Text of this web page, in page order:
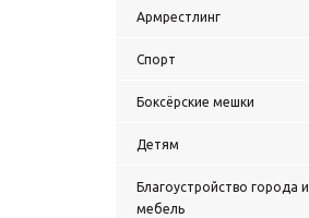
Армрестлинг
Спорт
Боксёрские мешки
Детям
Благоустройство города и
мебель